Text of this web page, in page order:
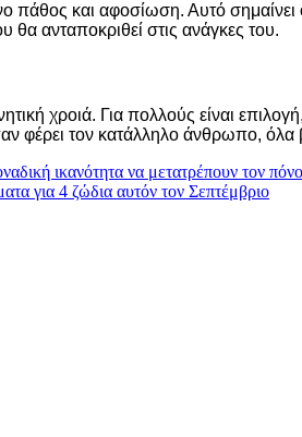
πάθος και αφοσίωση. Αυτό σημαίνει
θα ανταποκριθεί στις ανάγκες του.
χροιά. Για πολλούς είναι
φέρει τον κατάλληλο άνθρωπο, όλα
ικανότητα να μετατρέπουν τον
για 4 ζώδια αυτόν τον Σεπτέμβριο